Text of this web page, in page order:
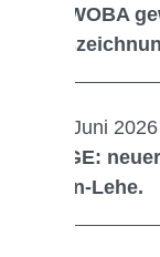
GEWOBA
17. Juni 2026
EDGE:
Horn-Lehe.